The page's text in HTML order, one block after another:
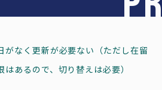
がなく更新が必要ない（ただし在留
あるので、切り替えは必要）